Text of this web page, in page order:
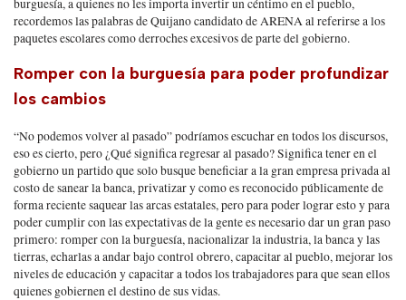
burguesía, a quienes no les importa invertir un céntimo en el pueblo,
recordemos las palabras de Quijano candidato de ARENA al referirse a los
paquetes escolares como derroches excesivos de parte del gobierno.
Romper con la burguesía para poder profundizar
los cambios
“No podemos volver al pasado” podríamos escuchar en todos los discursos,
eso es cierto, pero ¿Qué significa regresar al pasado? Significa tener en el
gobierno un partido que solo busque beneficiar a la gran empresa privada al
costo de sanear la banca, privatizar y como es reconocido públicamente de
forma reciente saquear las arcas estatales, pero para poder lograr esto y para
poder cumplir con las expectativas de la gente es necesario dar un gran paso
primero: romper con la burguesía, nacionalizar la industria, la banca y las
tierras, echarlas a andar bajo control obrero, capacitar al pueblo, mejorar los
niveles de educación y capacitar a todos los trabajadores para que sean ellos
quienes gobiernen el destino de sus vidas.